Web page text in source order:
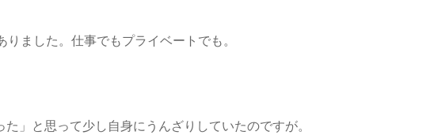
ました。仕事でもプライベートでも。
」と思って少し自身にうんざりしていたのですが。